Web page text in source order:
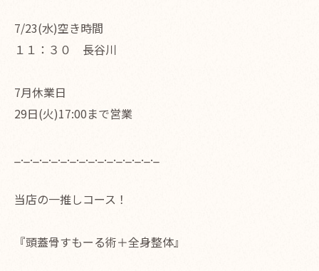
7/23(水)空き時間
１１：３０ 長谷川
7月休業日
29日(火)17:00まで営業
_._._._._._._._._._._._._._._._
当店の一推しコース！
『頭蓋骨すもーる術＋全身整体』